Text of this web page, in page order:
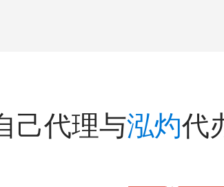
己代理与泓灼代